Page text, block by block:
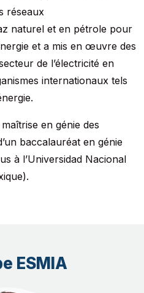
réseaux
naturel et en pétrole pour
et a mis en œuvre des
de l’électricité en
internationaux tels
en génie des
baccalauréat en génie
à l’Universidad Nacional
ESMIA